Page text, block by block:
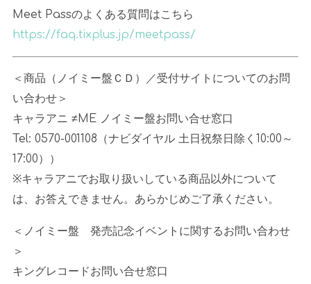
Meet Passのよくある質問はこちら
https://faq.tixplus.jp/meetpass/
＜商品（ノイミー盤ＣＤ）／受付サイトについてのお問
い合わせ＞
キャラアニ ≠ME ノイミー盤お問い合せ窓口
Tel: 0570-001108 （ナビダイヤル 土日祝祭日除く 10:00 ～
17:00））
※キャラアニでお取り扱いしている商品以外について
は、お答えできません。あらかじめご了承ください。
＜ノイミー盤 発売記念イベントに関するお問い合わせ
＞
キングレコードお問い合せ窓口